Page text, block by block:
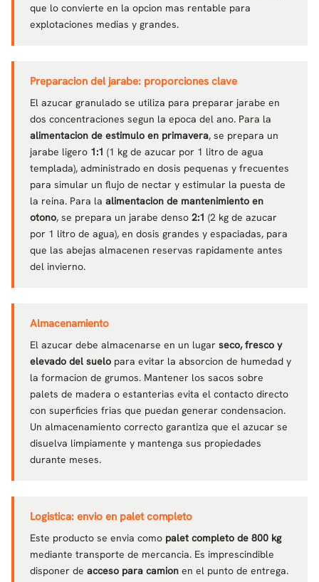
que lo convierte en la opcion mas rentable para
explotaciones medias y grandes.
Preparacion del jarabe: proporciones clave
El azucar granulado se utiliza para preparar jarabe en
dos concentraciones segun la epoca del ano. Para la
alimentacion de estimulo en primavera, se prepara un
jarabe ligero 1:1 (1 kg de azucar por 1 litro de agua
templada), administrado en dosis pequenas y frecuentes
para simular un flujo de nectar y estimular la puesta de
la reina. Para la alimentacion de mantenimiento en
otono, se prepara un jarabe denso 2:1 (2 kg de azucar
por 1 litro de agua), en dosis grandes y espaciadas, para
que las abejas almacenen reservas rapidamente antes
del invierno.
Almacenamiento
El azucar debe almacenarse en un lugar seco, fresco y
elevado del suelo para evitar la absorcion de humedad y
la formacion de grumos. Mantener los sacos sobre
palets de madera o estanterias evita el contacto directo
con superficies frias que puedan generar condensacion.
Un almacenamiento correcto garantiza que el azucar se
disuelva limpiamente y mantenga sus propiedades
durante meses.
Logistica: envio en palet completo
Este producto se envia como palet completo de 800 kg
mediante transporte de mercancia. Es imprescindible
disponer de acceso para camion en el punto de entrega.